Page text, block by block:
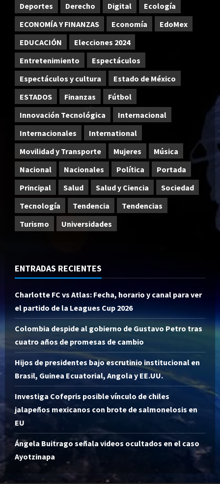
Deportes
Derecho Digital
Ecología
ECONOMÍA Y FINANZAS
Economía
EdoMex
EDUCACIÓN
Elecciones 2024
Entretenimiento
Espectáculos
Espectáculos y cultura
Estado de México
ESTADOS
Finanzas
Fútbol
Innovación Tecnológica
Internacional
Internacionales
International
Movilidad y Transporte
Mujeres
Música
Nacional
Nacionales Política
Portada
Principal
Salud Salud y Ciencia
Sociedad
Tecnología
Tendencia
Tendencias
Turismo
Universidades
ENTRADAS RECIENTES
Charlotte FC vs Atlas: Fecha, horario y canal para ver
el partido de la Leagues Cup 2026
Colombia despide al gobierno de Gustavo Petro tras
cuatro años de promesas de cambio
Hijos de presidentes bajo escrutinio institucional en
Brasil, Guinea Ecuatorial, Angola y EE.UU.
Investiga Cofepris posible vínculo de chiles
jalapeños mexicanos con brote de salmonelosis en
EU
Ángela Buitrago señala videos ocultados en el caso
Ayotzinapa